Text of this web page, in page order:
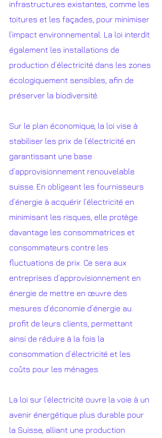
infrastructures existantes, comme les
toitures et les façades, pour minimiser
l’impact environnemental. La loi interdit
également les installations de
production d’électricité dans les zones
écologiquement sensibles, afin de
préserver la biodiversité.
Sur le plan économique, la loi vise à
stabiliser les prix de l’électricité en
garantissant une base
d’approvisionnement renouvelable
suisse. En obligeant les fournisseurs
d’énergie à acquérir l’électricité en
minimisant les risques, elle protège
davantage les consommatrices et
consommateurs contre les
fluctuations de prix. Ce sera aux
entreprises d’approvisionnement en
énergie de mettre en œuvre des
mesures d’économie d’énergie au
profit de leurs clients, permettant
ainsi de réduire à la fois la
consommation d’électricité et les
coûts pour les ménages.
La loi sur l’électricité ouvre la voie à un
avenir énergétique plus durable pour
la Suisse, alliant une production